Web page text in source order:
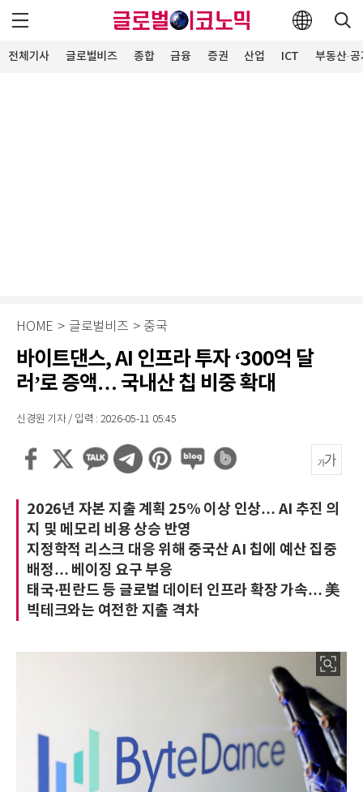
전체기사 글로벌비즈 종합 금융 증권 산업 ICT 부동산·
HOME > 글로벌비즈 > 중국
바이트댄스, AI 인프라 투자 ‘300억 달
러’로 증액… 국내산 칩 비중 확대
신경원 기자 / 입력 : 2026-05-11 05:45
2026년 자본 지출 계획 25% 이상 인상… AI 추진 의
지 및 메모리 비용 상승 반영
지정학적 리스크 대응 위해 중국산 AI 칩에 예산 집중
배정… 베이징 요구 부응
태국·핀란드 등 글로벌 데이터 인프라 확장 가속… 美
빅테크와는 여전한 지출 격차